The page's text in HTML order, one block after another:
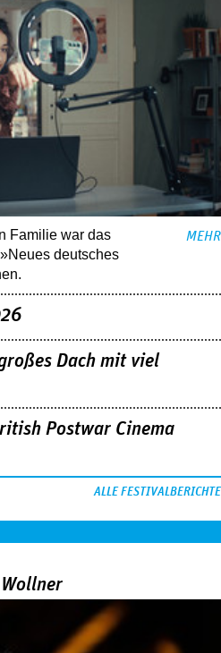
Familie war das
deutsches
MEHR
Dach mit viel
Postwar Cinema
ALLE FESTIVALBERICHTE